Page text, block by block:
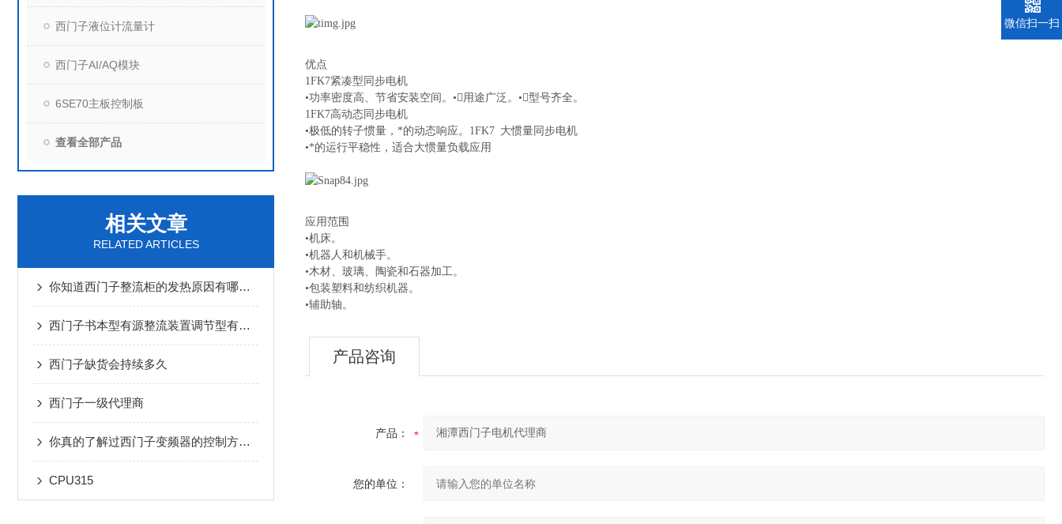
西门子液位计流量计
西门子AI/AQ模块
6SE70主板控制板
查看全部产品
相关文章
RELATED ARTICLES
你知道西门子整流柜的发热原因有哪些吗
西门子书本型有源整流装置调节型有源整流装置
西门子缺货会持续多久
西门子一级代理商
你真的了解过西门子变频器的控制方法吗？
CPU315
优点
1FK7紧凑型同步电机
•功率密度高、节省安装空间。•󰀃用途广泛。•󰀃型号齐全。
1FK7高动态同步电机
•极低的转子惯量，*的动态响应。1FK7 大惯量同步电机
•*的运行平稳性，适合大惯量负载应用
应用范围
•机床。
•机器人和机械手。
•木材、玻璃、陶瓷和石器加工。
•包装塑料和纺织机器。
•辅助轴。
产品咨询
产品：
您的单位：
微信扫一扫